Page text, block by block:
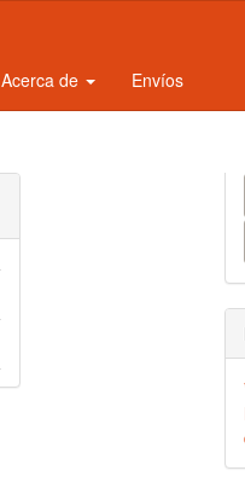
Acerca de Envíos